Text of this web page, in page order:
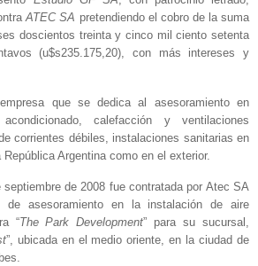
ATEC SA pretendiendo el cobro de la suma
doscientos treinta y cinco mil ciento setenta
(u$s235.175,20), con más intereses y
que se dedica al asesoramiento en
calefacción y ventilaciones
corrientes débiles, instalaciones sanitarias en
Argentina como en el exterior.
de 2008 fue contratada por Atec SA
de asesoramiento en la instalación de aire
“The Park Development” para su sucursal,
”, ubicada en el medio oriente, en la ciudad de